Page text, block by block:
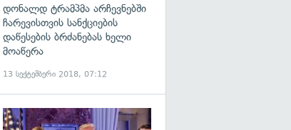
დონალდ ტრამპმა არჩევნებში
ჩარევისთვის სანქციების
დაწესების ბრძანებას ხელი
მოაწერა
13 სექტემბერი 2018, 07:12
გადახედვა